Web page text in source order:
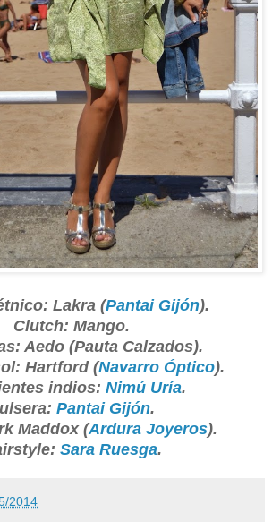
Lakra (Pantai Gijón).
Clutch: Mango.
Aedo (Pauta Calzados).
Hartford (Navarro Óptico).
indios: Nimú Uría.
Pantai Gijón.
Maddox (Ardura Joyeros).
Sara Ruesga.
2014